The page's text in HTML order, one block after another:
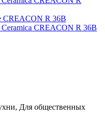
CREACON R 36B
Для общественных